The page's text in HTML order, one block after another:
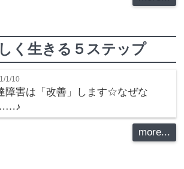
く生きる５ステップ
1/10
障害は「改善」します☆なぜな
more...